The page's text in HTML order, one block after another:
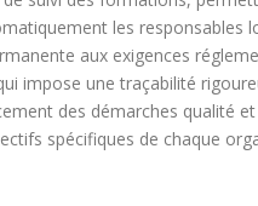
les responsables
aux exigences
impose une traçabilité
des démarches qualité
spécifiques de chaque